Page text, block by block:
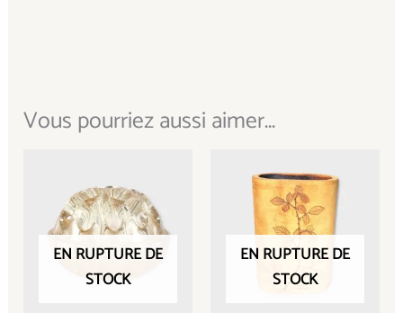
Vous pourriez aussi aimer...
EN RUPTURE DE
STOCK
EN RUPTURE DE
STOCK